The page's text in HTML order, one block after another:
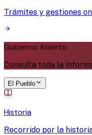
Trámites y gestiones
Gobierno Abierto
Consulta toda la
El Pueblo
Historia
Recorrido por la